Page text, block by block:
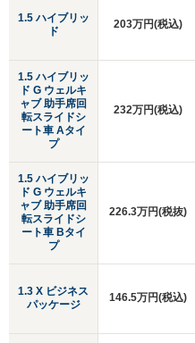
1.5 ハイブリッ
ド
1.5 ハイブリッ
ド G ウェルキ
ャブ 助手席回
転スライドシ
ート車 Aタイ
プ
1.5 ハイブリッ
ド G ウェルキ
ャブ 助手席回
転スライドシ
ート車 Bタイ
プ
1.3 X ビジネス
パッケージ
203万円(税込)
232万円(税込)
226.3万円(税抜)
146.5万円(税込)